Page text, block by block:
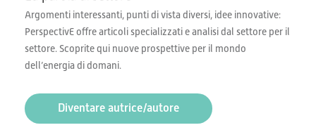
Argomenti interessanti, punti di vista diversi, idee innovative:
PerspectivE offre articoli specializzati e analisi dal settore per il
settore. Scoprite qui nuove prospettive per il mondo
dell’energia di domani.
Diventare autrice/autore